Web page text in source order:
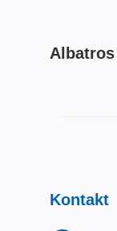
Kontakt